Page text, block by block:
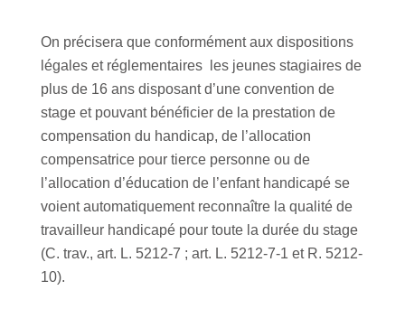
On précisera que conformément aux dispositions
légales et réglementaires les jeunes stagiaires de
plus de 16 ans disposant d’une convention de
stage et pouvant bénéficier de la prestation de
compensation du handicap, de l’allocation
compensatrice pour tierce personne ou de
l’allocation d’éducation de l’enfant handicapé se
voient automatiquement reconnaître la qualité de
travailleur handicapé pour toute la durée du stage
(C. trav., art. L. 5212-7 ; art. L. 5212-7-1 et R. 5212-
10).